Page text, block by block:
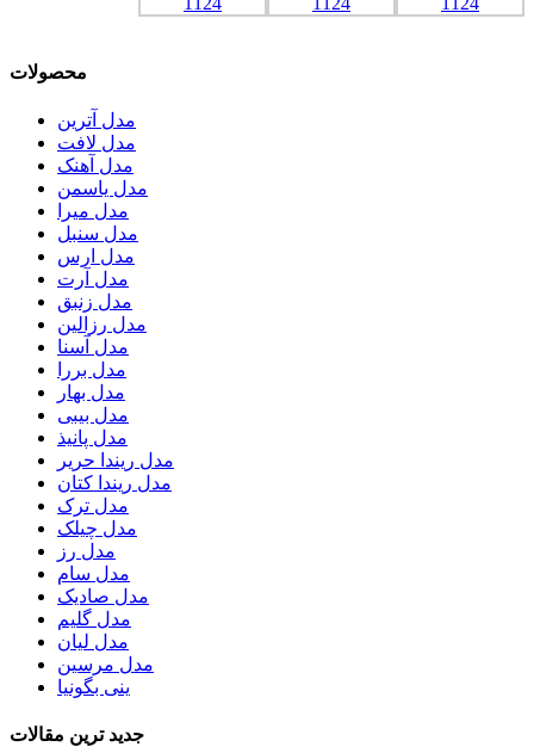
محصولات
مدل آترین
مدل لافت
مدل آهنک
مدل یاسمن
مدل میرا
مدل سنبل
مدل ارس
مدل آرت
مدل زنبق
مدل رزالین
مدل آسنا
مدل بررا
مدل بهار
مدل بیبی
مدل پانیذ
مدل ریندا حریر
مدل ریندا کتان
مدل ترک
مدل چیلک
مدل رز
مدل سام
مدل صادیک
مدل گلیم
مدل لیان
مدل مرسین
ینی بگونیا
جدید ترین مقالات